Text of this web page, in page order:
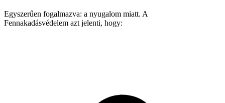
Egyszerűen fogalmazva: a nyugalom miatt. A
Fennakadásvédelem azt jelenti, hogy: